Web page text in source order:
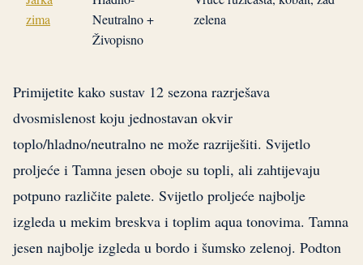
zima
Neutralno +
Živopisno
zelena
Primijetite kako sustav 12 sezona razrješava
dvosmislenost koju jednostavan okvir
toplo/hladno/neutralno ne može razriješiti. Svijetlo
proljeće i Tamna jesen oboje su topli, ali zahtijevaju
potpuno različite palete. Svijetlo proljeće najbolje
izgleda u mekim breskva i toplim aqua tonovima. Tamna
jesen najbolje izgleda u bordo i šumsko zelenoj. Podton